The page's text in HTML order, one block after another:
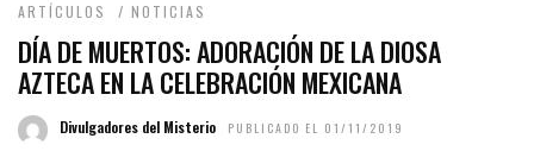
ARTÍCULOS / NOTICIAS
DÍA DE MUERTOS: ADORACIÓN DE LA DIOSA
AZTECA EN LA CELEBRACIÓN MEXICANA
Divulgadores del Misterio PUBLICADO EL 01/11/2019